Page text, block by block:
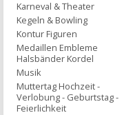
Karneval & Theater
Kegeln & Bowling
Kontur Figuren
Medaillen Embleme
Halsbänder Kordel
Musik
Muttertag Hochzeit -
Verlobung - Geburtstag -
Feierlichkeit